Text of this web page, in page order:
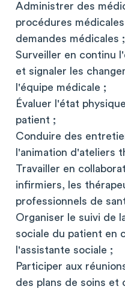
Administrer des
procédures
demandes médicales ;
Surveiller en continu
et signaler les
l'équipe médicale ;
Évaluer l'état
patient ;
Conduire des
l'animation d'ateliers
Travailler en
infirmiers, les
professionnels de
Organiser le suivi de
sociale du patient en
l'assistante sociale ;
Participer aux
des plans de soins et